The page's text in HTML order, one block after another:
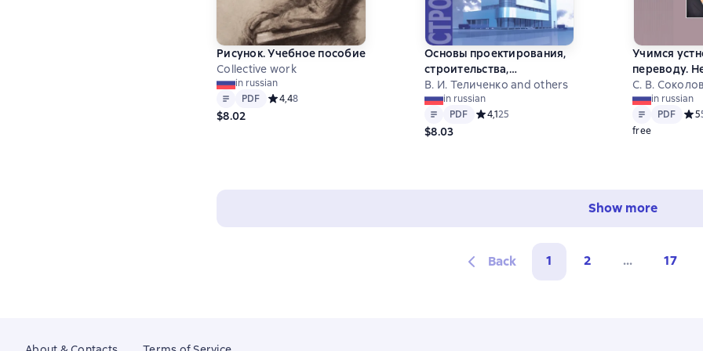
Рисунок. Учебное пособие
Collective work
in russian
Text
PDF
PDF Средний рейтинг 4,4 на основе 8 оценок
4,48
$8.02
Основы проектирования,
строительства,
эксплуатации зданий и
сооружений
В. И. Теличенко and others
in russian
Text
PDF
PDF Средний рейтинг 4,1 на основе 25 оценок
4,125
$8.03
Учимся
переводу.
Первая
С. В. Соколов
in russian
Text
PDF
PDF 5
free
Show more
Back 1 2 ... 17